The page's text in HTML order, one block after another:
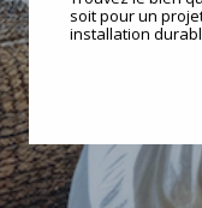
Trouvez le bien
soit pour un